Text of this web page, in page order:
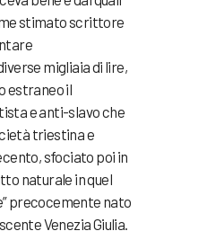
stimato scrittore
migliaia di lire,
estraneo il
e anti-slavo che
triestina e
sfociato poi in
naturale in quel
precocemente nato
Venezia Giulia.